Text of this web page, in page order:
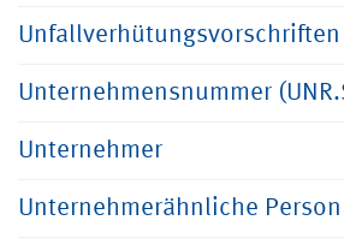
Unfallverhütungsvorschriften
Unternehmensnummer
Unternehmer
Unternehmerähnliche Person